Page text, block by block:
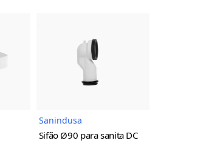
Imagem do Produto
Sanindusa
Sifão Ø90 para sanita DC